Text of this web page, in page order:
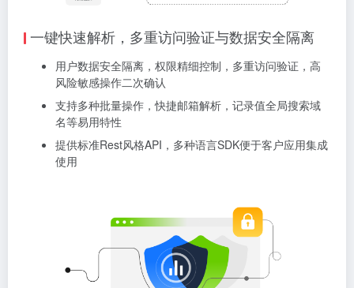
一键快速解析，多重访问验证与数据安全隔离
用户数据安全隔离，权限精细控制，多重访问验证，高
风险敏感操作二次确认
支持多种批量操作，快捷邮箱解析，记录值全局搜索域
名等易用特性
提供标准Rest风格API，多种语言SDK便于客户应用集成
使用